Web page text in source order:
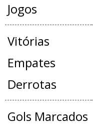
Jogos
Vitórias
Empates
Derrotas
Gols Marcados